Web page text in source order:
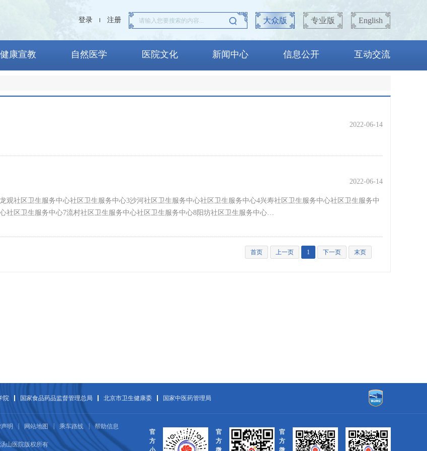
登录 注册 大众版 专业版 English
健康宣教 自然医学 医院文化 新闻中心 信息公开 互动交流
2022-06-14
2022-06-14
观社区卫生服务中心社区卫生服务中心3沙河社区卫生服务中心社区卫生服务中心4兴寿社区卫生服务中心社区卫生服务中
社区卫生服务中心7流村社区卫生服务中心社区卫生服务中心8阳坊社区卫生服务中心…
首页 上一页 1 下一页 末页
院 国家食品药品监督管理总局 北京市卫生健康委 国家中医药管理局
明 网站地图 乘车路线 | 帮助信息
山医院版权所有
官
方
官
方
官
方